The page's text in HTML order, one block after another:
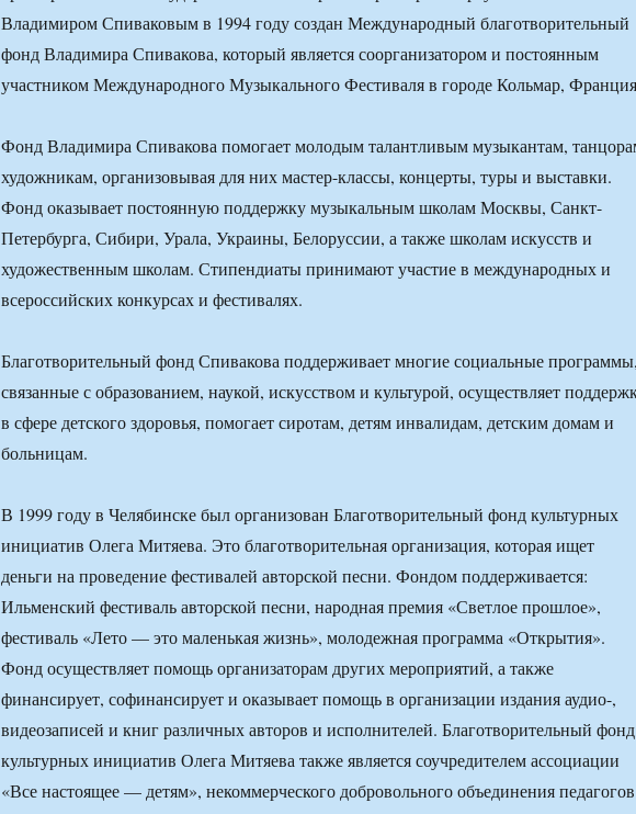
Владимиром Спиваковым в 1994 году создан Международный благотворительный
фонд Владимира Спивакова, который является соорганизатором и постоянным
участником Международного Музыкального Фестиваля в городе Кольмар,
Фонд Владимира Спивакова помогает молодым талантливым музыкантам,
художникам, организовывая для них мастер-классы, концерты, туры и выставки.
Фонд оказывает постоянную поддержку музыкальным школам Москвы, Санкт-
Петербурга, Сибири, Урала, Украины, Белоруссии, а также школам искусств и
художественным школам. Стипендиаты принимают участие в международных и
всероссийских конкурсах и фестивалях.
Благотворительный фонд Спивакова поддерживает многие социальные
связанные с образованием, наукой, искусством и культурой, осуществляет
в сфере детского здоровья, помогает сиротам, детям инвалидам, детским домам и
больницам.
В 1999 году в Челябинске был организован Благотворительный фонд культурных
инициатив Олега Митяева. Это благотворительная организация, которая ищет
деньги на проведение фестивалей авторской песни. Фондом поддерживается:
Ильменский фестиваль авторской песни, народная премия «Светлое прошлое»,
фестиваль «Лето — это маленькая жизнь», молодежная программа «Открытия».
Фонд осуществляет помощь организаторам других мероприятий, а также
финансирует, софинансирует и оказывает помощь в организации издания аудио-,
видеозаписей и книг различных авторов и исполнителей. Благотворительный фонд
культурных инициатив Олега Митяева также является соучредителем ассоциации
«Все настоящее — детям», некоммерческого добровольного объединения